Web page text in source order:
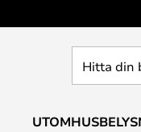
din